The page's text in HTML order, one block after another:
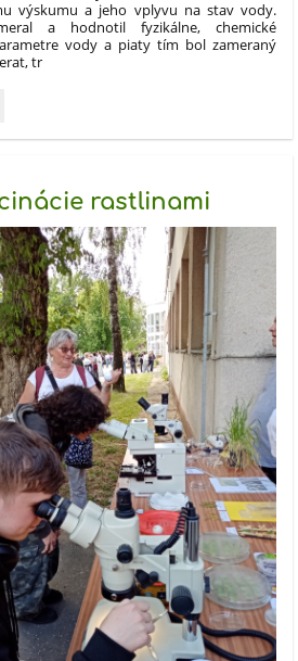
výskumu a jeho vplyvu na stav vody.
a hodnotil fyzikálne, chemické
vody a piaty tím bol zameraný
tr
rastlinami